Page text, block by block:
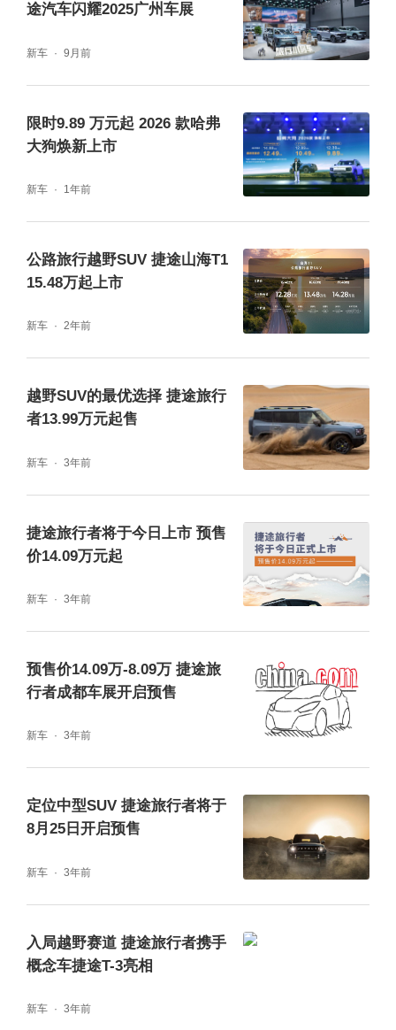
自然的人机交互，让智能科技成为全场景出行
的得力助手。
在内饰与舒适性配置上，双车同步升级豪华体
验。两款车型均配备10层舒适结构座椅、麂皮
内饰及魔术电吸尾门，营造高端驾乘氛围；20
多场景使用需求；捷途旅行者C-DM则延续这
一豪华基因，通过精细化内饰做工与人性化配
在动力与越野性能上，双车各展所长却同样强
I，搭配行业唯一的XWD全自动智能四驱，车
身扭转刚度31000N・m/deg，涉水深度700m
m，让越野门槛大幅降低，人人皆可肆意撒
野。捷途旅行者C-DM则依托奇瑞鲲鹏超能混
动C-DM技术，实现1300km超长综合续航，彻
底告别里程焦虑；1.5TD发动机+P2+P2.5+P4
三电机组成的四擎四驱系统，配合车身32000
N·m/deg扭转刚度，无论是城市通勤还是越野
探险，都能轻松应对，真正做到“想开、爱开、
好开、敢开”。
途汽车闪耀2025广州车展
新车 9月前
限时9.89 万元起 2026 款哈弗
大狗焕新上市
新车 1年前
公路旅行越野SUV 捷途山海T1
15.48万起上市
新车 2年前
越野SUV的最优选择 捷途旅行
者13.99万元起售
新车 3年前
捷途旅行者将于今日上市 预售
价14.09万元起
新车 3年前
预售价14.09万-8.09万 捷途旅
行者成都车展开启预售
新车 3年前
定位中型SUV 捷途旅行者将于
8月25日开启预售
新车 3年前
入局越野赛道 捷途旅行者携手
概念车捷途T-3亮相
新车 3年前